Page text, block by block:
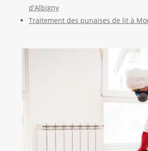
d'Albigny
Traitement des punaises de lit à